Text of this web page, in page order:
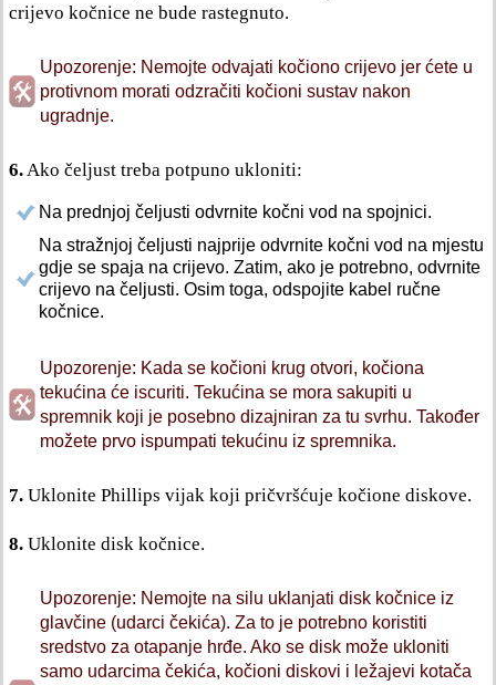
crijevo kočnice ne bude rastegnuto.
Upozorenje: Nemojte odvajati kočiono crijevo jer ćete u
protivnom morati odzračiti kočioni sustav nakon
ugradnje.
6.Ako čeljust treba potpuno ukloniti:
Na prednjoj čeljusti odvrnite kočni vod na spojnici.
Na stražnjoj čeljusti najprije odvrnite kočni vod na mjestu
gdje se spaja na crijevo. Zatim, ako je potrebno, odvrnite
crijevo na čeljusti. Osim toga, odspojite kabel ručne
kočnice.
Upozorenje: Kada se kočioni krug otvori, kočiona
tekućina će iscuriti. Tekućina se mora sakupiti u
spremnik koji je posebno dizajniran za tu svrhu. Također
možete prvo ispumpati tekućinu iz spremnika.
7. Uklonite Phillips vijak koji pričvršćuje kočione diskove.
8. Uklonite disk kočnice.
Upozorenje: Nemojte na silu uklanjati disk kočnice iz
glavčine (udarci čekića). Za to je potrebno koristiti
sredstvo za otapanje hrđe. Ako se disk može ukloniti
samo udarcima čekića, kočioni diskovi i ležajevi kotača